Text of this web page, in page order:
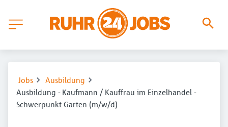
Jobs
Ausbildung
Ausbildung - Kaufmann / Kauffrau im Einzelhandel -
Schwerpunkt Garten (m/w/d)